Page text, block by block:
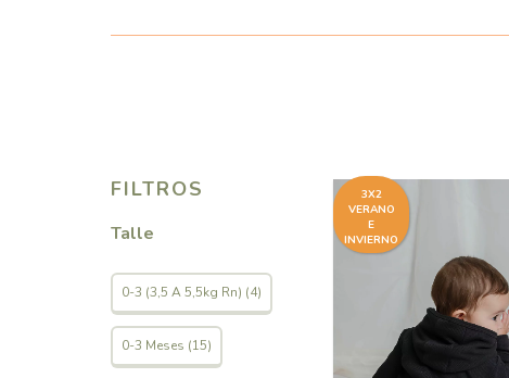
FILTROS
Talle
0-3 (3,5 A 5,5kg Rn) (4)
0-3 Meses (15)
3X2
VERANO
E
INVIERNO